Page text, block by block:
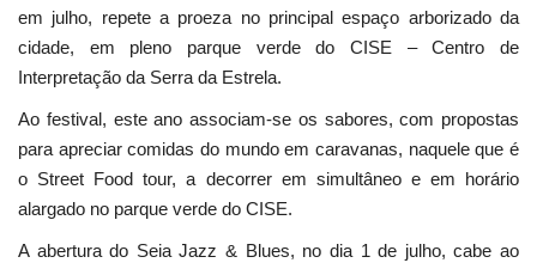
em julho, repete a proeza no principal espaço arborizado da
cidade, em pleno parque verde do CISE – Centro de
Interpretação da Serra da Estrela.
Ao festival, este ano associam-se os sabores, com propostas
para apreciar comidas do mundo em caravanas, naquele que é
o Street Food tour, a decorrer em simultâneo e em horário
alargado no parque verde do CISE.
A abertura do Seia Jazz & Blues, no dia 1 de julho, cabe ao